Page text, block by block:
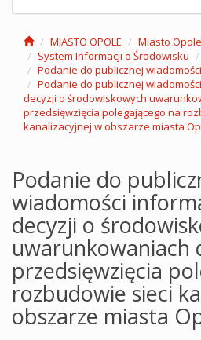
MIASTO OPOLE
Miasto Opole
System Informacji o Środowisku
Podanie do publicznej
Podanie do publicznej
decyzji o środowiskowych
przedsięwzięcia polegającego na
kanalizacyjnej w obszarze miasta
Podanie do
wiadomości
decyzji o
uwarunkowaniach
przedsięwzięcia
rozbudowie sieci
obszarze miasta